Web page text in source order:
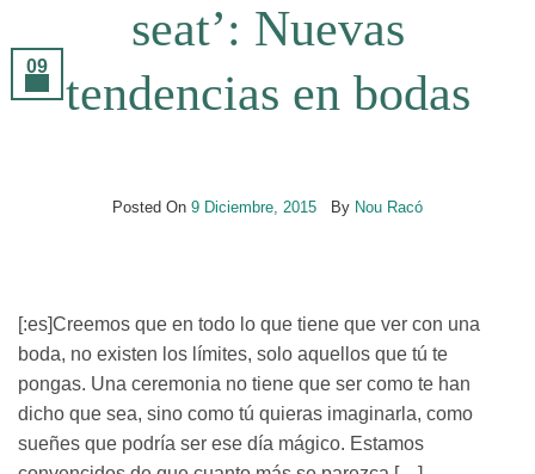
seat’: Nuevas
tendencias en bodas
Posted On 9 Diciembre, 2015 By Nou Racó
09
[:es]Creemos que en todo lo que tiene que ver con una
boda, no existen los límites, solo aquellos que tú te
pongas. Una ceremonia no tiene que ser como te han
dicho que sea, sino como tú quieras imaginarla, como
sueñes que podría ser ese día mágico. Estamos